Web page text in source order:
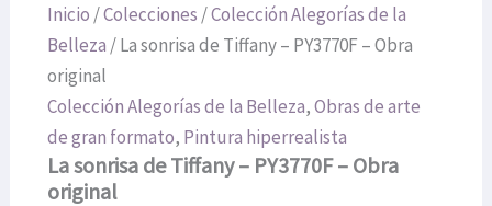
Inicio /Colecciones /Colección Alegorías de la
Belleza / La sonrisa de Tiffany – PY3770F – Obra
original
Colección Alegorías de la Belleza,Obras de arte
de gran formato, Pintura hiperrealista
La sonrisa de Tiffany – PY3770F – Obra
original